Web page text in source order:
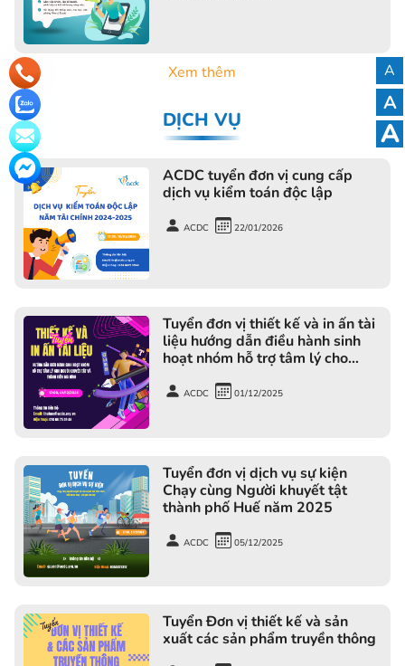
Xem thêm
DỊCH VỤ
ACDC tuyển đơn vị cung cấp
dịch vụ kiểm toán độc lập
ACDC 22/01/2026
Tuyển đơn vị thiết kế và in ấn tài
liệu hướng dẫn điều hành sinh
hoạt nhóm hỗ trợ tâm lý cho
gia đình
ACDC 01/12/2025
Tuyển đơn vị dịch vụ sự kiện
Chạy cùng Người khuyết tật
thành phố Huế năm 2025
ACDC 05/12/2025
Tuyển Đơn vị thiết kế và sản
xuất các sản phẩm truyền thông
A
A
A